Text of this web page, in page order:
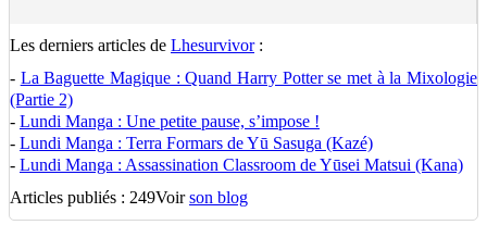
Les derniers articles de Lhesurvivor:
- La Baguette Magique : Quand Harry Potter se met à la Mixologie
(Partie 2)
- Lundi Manga : Une petite pause, s’impose !
- Lundi Manga : Terra Formars de Yū Sasuga (Kazé)
- Lundi Manga : Assassination Classroom de Yūsei Matsui (Kana)
Articles publiés : 249Voirson blog